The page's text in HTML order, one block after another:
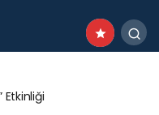
Etkinliği
Sporcular İçin Tenis